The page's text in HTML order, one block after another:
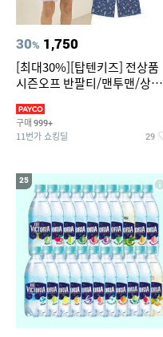
30% 1,750
[최대30%][탑텐키즈] 전상품
시즌오프 반팔티/맨투맨/상하
구매 999+
11번가 쇼킹딜 29
25